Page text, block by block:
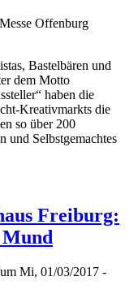
Offenburg
Bastelbären und
dem Motto
haben die
Kreativmarkts die
so über 200
und Selbstgemachtes
Freiburg:
Mi, 01/03/2017 -